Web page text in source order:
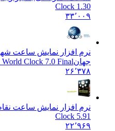
Clock 1.30
۳۳٬۰۰۹
نرم افزار نمایش ساعت
جهانWorld Clock 7.0 Final
۲۶٬۳۷۸
نرم افزار نمایش ساعت
Clock 5.91
۲۲٬۹۶۹